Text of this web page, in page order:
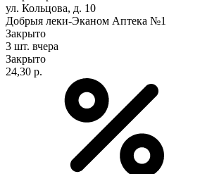
ул. Кольцова, д. 10
Добрыя леки-Эканом Аптека №1
Закрыто
3 шт. вчера
Закрыто
24,30 р.